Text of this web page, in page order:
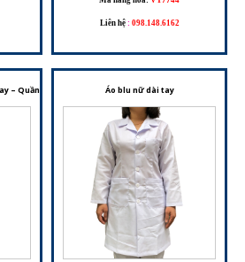
Liên hệ : 098.148.6162
– Quần Áo Bảo Vệ Chuyên Nghiệp
Áo blu nữ dài tay